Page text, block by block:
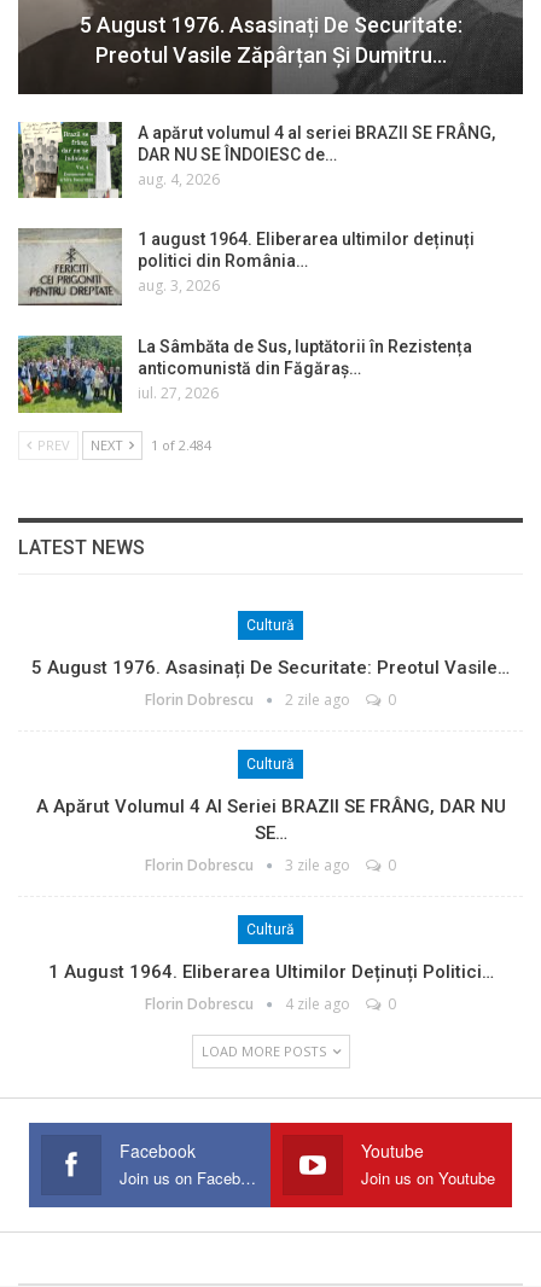
5 August 1976. Asasinați De Securitate:
Preotul Vasile Zăpârțan Și Dumitru…
A apărut volumul 4 al seriei BRAZII SE FRÂNG,
DAR NU SE ÎNDOIESC de…
aug. 4, 2026
1 august 1964. Eliberarea ultimilor deținuți
politici din România…
aug. 3, 2026
La Sâmbăta de Sus, luptătorii în Rezistența
anticomunistă din Făgăraș…
iul. 27, 2026
PREV NEXT 1 of 2.484
LATEST NEWS
Cultură
5 August 1976. Asasinați De Securitate: Preotul Vasile…
Florin Dobrescu 2 zile ago 0
Cultură
A Apărut Volumul 4 Al Seriei BRAZII SE FRÂNG, DAR NU
SE…
Florin Dobrescu 3 zile ago 0
Cultură
1 August 1964. Eliberarea Ultimilor Deținuți Politici…
Florin Dobrescu 4 zile ago 0
LOAD MORE POSTS
Facebook
Join us on Facebook
Youtube
Join us on Youtube